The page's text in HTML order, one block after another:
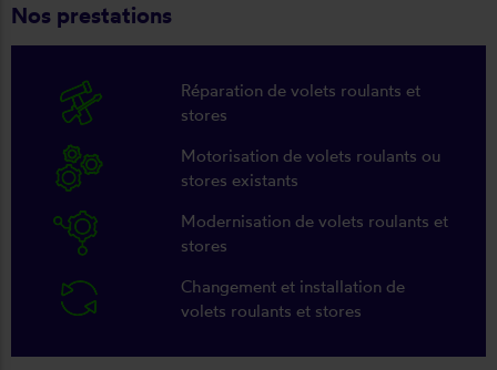
Nos prestations
Réparation de volets roulants et
stores
Motorisation de volets roulants ou
stores existants
Modernisation de volets roulants et
stores
Changement et installation de
volets roulants et stores